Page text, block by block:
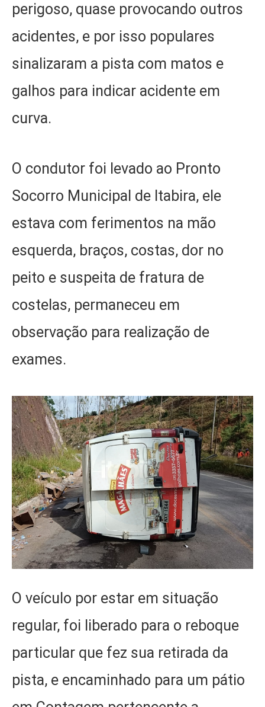
perigoso, quase provocando outros
acidentes, e por isso populares
sinalizaram a pista com matos e
galhos para indicar acidente em
curva.
O condutor foi levado ao Pronto
Socorro Municipal de Itabira, ele
estava com ferimentos na mão
esquerda, braços, costas, dor no
peito e suspeita de fratura de
costelas, permaneceu em
observação para realização de
exames.
O veículo por estar em situação
regular, foi liberado para o reboque
particular que fez sua retirada da
pista, e encaminhado para um pátio